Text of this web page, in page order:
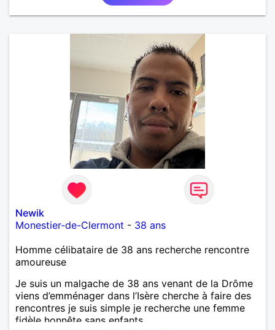
Newik
Monestier-de-Clermont - 38 ans
Homme célibataire de 38 ans recherche rencontre
amoureuse
Je suis un malgache de 38 ans venant de la Drôme
viens d’emménager dans l’Isère cherche à faire des
rencontres je suis simple je recherche une femme
fidèle honnête sans enfants